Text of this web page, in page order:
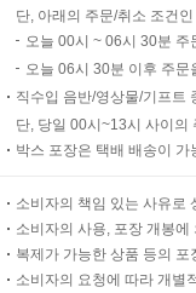
폭과 깊이를 번역에
, 요즘 널리 쓰이는
다. 앤은 자연을 깊이
사용하는 대신, 가급
손에서 다시 태어난
단, 아래의 주문/취소 조건
오늘 00시 ~ 06시 30분
오늘 06시 30분 이후 주
직수입 음반/영상물/기프트
단, 당일 00시~13시 사이의
박스 포장은 택배 배송이
소비자의 책임 있는 사유로
소비자의 사용, 포장 개봉
복제가 가능한 상품 등의
소비자의 요청에 따라 개별